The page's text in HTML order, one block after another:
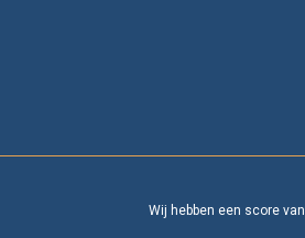
Wij hebben een score van